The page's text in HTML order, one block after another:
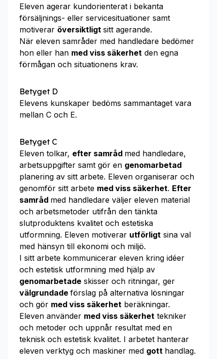
Eleven agerar kundorienterat i bekanta
försäljnings- eller servicesituationer samt
motiverar översiktligt sitt agerande.
När eleven samråder med handledare bedömer
hon eller han med viss säkerhet den egna
förmågan och situationens krav.
Betyget D
Elevens kunskaper bedöms sammantaget vara
mellan C och E.
Betyget C
Eleven tolkar, efter samråd med handledare,
arbetsuppgifter samt gör en genomarbetad
planering av sitt arbete. Eleven organiserar och
genomför sitt arbete med viss säkerhet. Efter
samråd med handledare väljer eleven material
och arbetsmetoder utifrån den tänkta
slutproduktens kvalitet och estetiska
utformning. Eleven motiverar utförligt sina val
med hänsyn till ekonomi och miljö.
I sitt arbete kommunicerar eleven kring idéer
och estetisk utformning med hjälp av
genomarbetade skisser och ritningar, ger
välgrundade förslag på alternativa lösningar
och gör med viss säkerhet beräkningar.
Eleven använder med viss säkerhet tekniker
och metoder och uppnår resultat med en
teknisk och estetisk kvalitet. I arbetet hanterar
eleven verktyg och maskiner med gott handlag.